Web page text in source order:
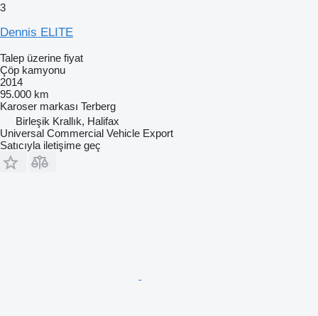
3
Dennis ELITE
Talep üzerine fiyat
Çöp kamyonu
2014
95.000 km
Karoser markası Terberg
Birleşik Krallık, Halifax
Universal Commercial Vehicle Export
Satıcıyla iletişime geç